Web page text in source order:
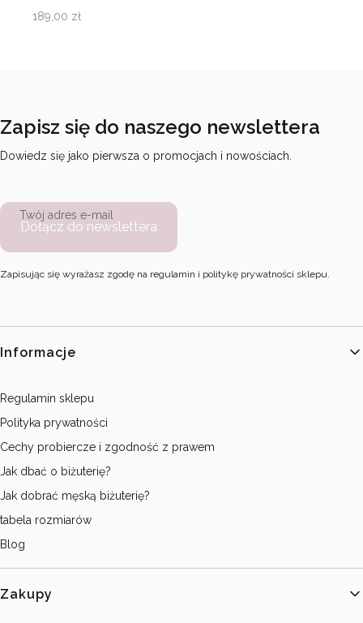
Cena
189,00 zł
Zapisz się do naszego newslettera
Dowiedz się jako pierwsza o promocjach i nowościach.
Twój adres e-mail
Dołącz do newslettera
Zapisując się wyrażasz zgodę na regulamin i politykę prywatności sklepu.
Linki w stopce
Informacje
Regulamin sklepu
Polityka prywatności
Cechy probiercze i zgodność z prawem
Jak dbać o biżuterię?
Jak dobrać męską biżuterię?
tabela rozmiarów
Blog
Zakupy